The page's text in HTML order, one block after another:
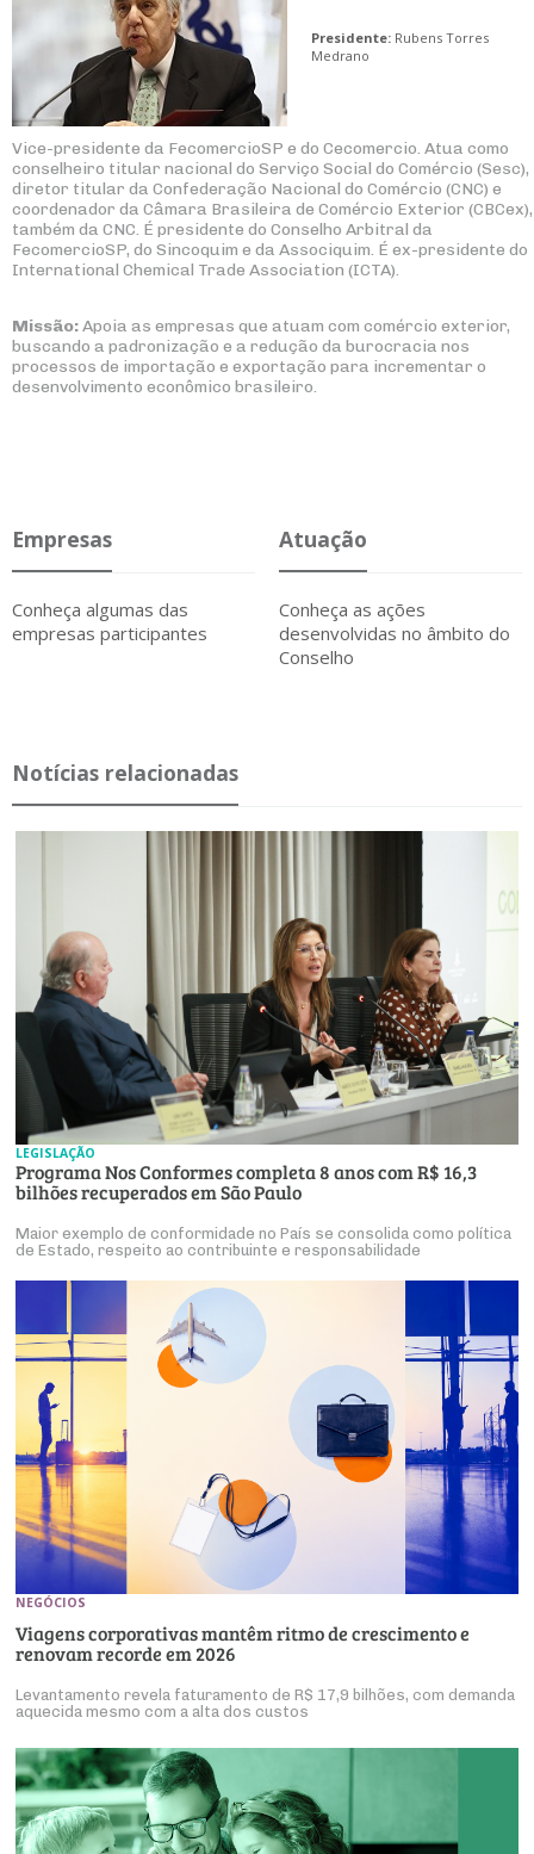
Presidente: Rubens Torres
Medrano
Vice-presidente da FecomercioSP e do Cecomercio. Atua como
conselheiro titular nacional do Serviço Social do Comércio (Sesc),
diretor titular da Confederação Nacional do Comércio (CNC) e
coordenador da Câmara Brasileira de Comércio Exterior (CBCex),
também da CNC. É presidente do Conselho Arbitral da
FecomercioSP, do Sincoquim e da Associquim. É ex-presidente do
International Chemical Trade Association (ICTA).
Missão:Apoia as empresas que atuam com comércio exterior,
buscando a padronização e a redução da burocracia nos
processos de importação e exportação para incrementar o
desenvolvimento econômico brasileiro.
Empresas
Conheça algumas das
empresas participantes
Atuação
Conheça as ações
desenvolvidas no âmbito do
Conselho
Notícias relacionadas
LEGISLAÇÃO
Programa Nos Conformes completa 8 anos com R$ 16,3
bilhões recuperados em São Paulo
Maior exemplo de conformidade no País se consolida como política
de Estado, respeito ao contribuinte e responsabilidade
NEGÓCIOS
Viagens corporativas mantêm ritmo de crescimento e
renovam recorde em 2026
Levantamento revela faturamento de R$ 17,9 bilhões, com demanda
aquecida mesmo com a alta dos custos